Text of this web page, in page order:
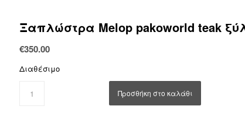
Ξαπλώστρα Melop pakoworld teak
€350.00
Διαθέσιμο
Προσθήκη στο καλάθι